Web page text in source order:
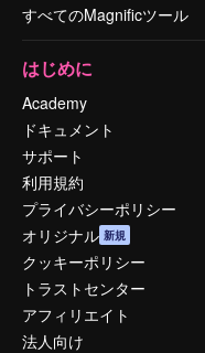
すべてのMagnificツール
はじめに
Academy
ドキュメント
サポート
利用規約
プライバシーポリシー
オリジナル 新規
クッキーポリシー
トラストセンター
アフィリエイト
法人向け